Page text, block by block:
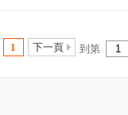
1 下一頁 到第